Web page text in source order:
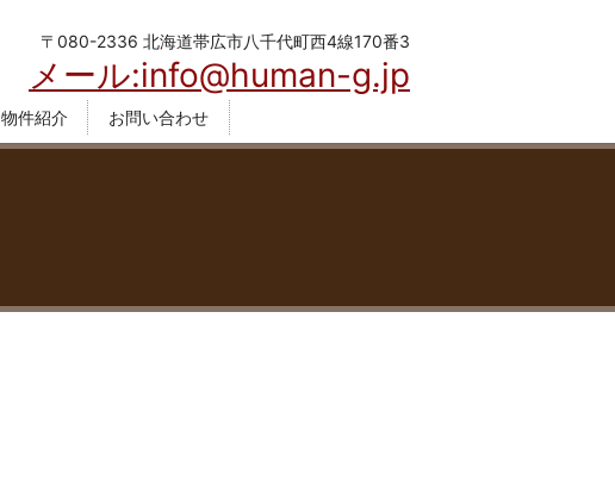
〒080-2336 北海道帯広市八千代町西4線170番3
メール:info@human-g.jp
物件紹介 お問い合わせ